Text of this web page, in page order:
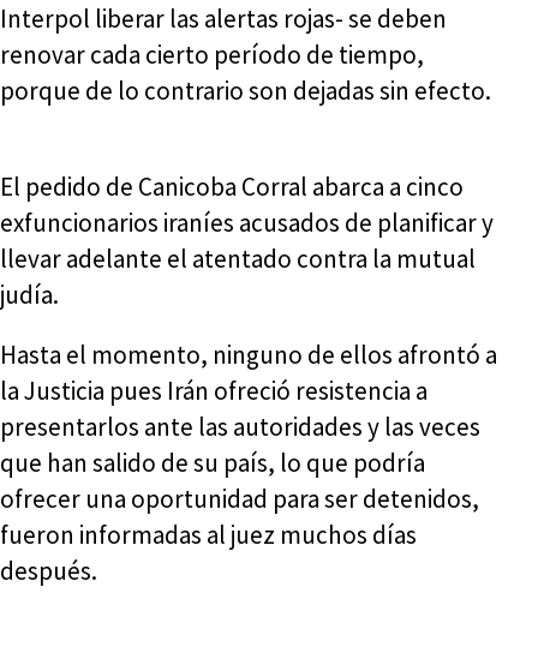
Interpol liberar las alertas rojas- se deben
renovar cada cierto período de tiempo,
porque de lo contrario son dejadas sin efecto.
El pedido de Canicoba Corral abarca a cinco
exfuncionarios iraníes acusados de planificar y
llevar adelante el atentado contra la mutual
judía.
Hasta el momento, ninguno de ellos afrontó a
la Justicia pues Irán ofreció resistencia a
presentarlos ante las autoridades y las veces
que han salido de su país, lo que podría
ofrecer una oportunidad para ser detenidos,
fueron informadas al juez muchos días
después.